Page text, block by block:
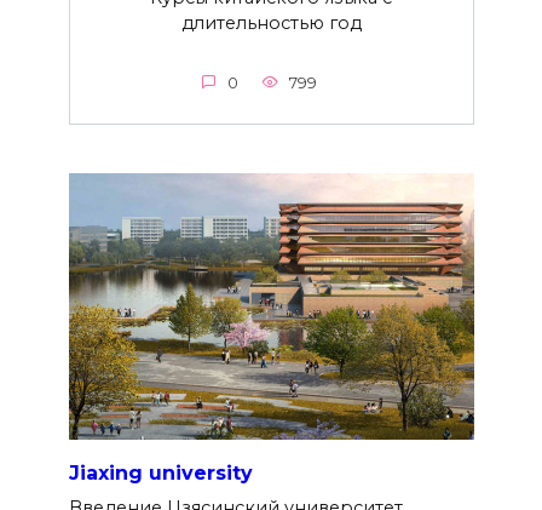
длительностью год
0 799
Jiaxing university